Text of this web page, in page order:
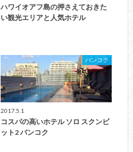
ハワイオアフ島の押さえておきた
い観光エリアと人気ホテル
バンコク
2017.5.1
コスパの高いホテル ソロ スクンビ
ット2 バンコク